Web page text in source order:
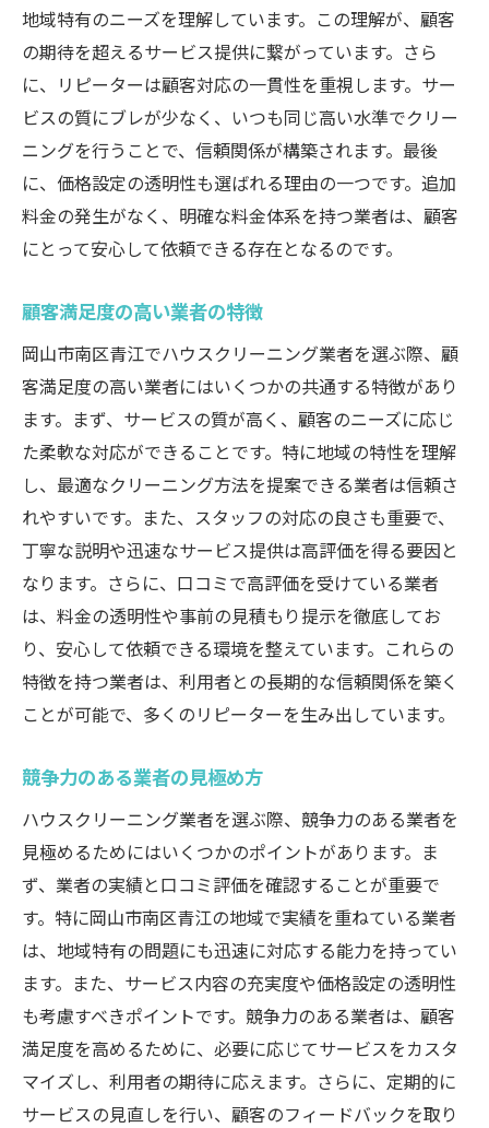
地域特有のニーズを理解しています。この理解が、顧客
の期待を超えるサービス提供に繋がっています。さら
に、リピーターは顧客対応の一貫性を重視します。サー
ビスの質にブレが少なく、いつも同じ高い水準でクリー
ニングを行うことで、信頼関係が構築されます。最後
に、価格設定の透明性も選ばれる理由の一つです。追加
料金の発生がなく、明確な料金体系を持つ業者は、顧客
にとって安心して依頼できる存在となるのです。
顧客満足度の高い業者の特徴
岡山市南区青江でハウスクリーニング業者を選ぶ際、顧
客満足度の高い業者にはいくつかの共通する特徴があり
ます。まず、サービスの質が高く、顧客のニーズに応じ
た柔軟な対応ができることです。特に地域の特性を理解
し、最適なクリーニング方法を提案できる業者は信頼さ
れやすいです。また、スタッフの対応の良さも重要で、
丁寧な説明や迅速なサービス提供は高評価を得る要因と
なります。さらに、口コミで高評価を受けている業者
は、料金の透明性や事前の見積もり提示を徹底してお
り、安心して依頼できる環境を整えています。これらの
特徴を持つ業者は、利用者との長期的な信頼関係を築く
ことが可能で、多くのリピーターを生み出しています。
競争力のある業者の見極め方
ハウスクリーニング業者を選ぶ際、競争力のある業者を
見極めるためにはいくつかのポイントがあります。ま
ず、業者の実績と口コミ評価を確認することが重要で
す。特に岡山市南区青江の地域で実績を重ねている業者
は、地域特有の問題にも迅速に対応する能力を持ってい
ます。また、サービス内容の充実度や価格設定の透明性
も考慮すべきポイントです。競争力のある業者は、顧客
満足度を高めるために、必要に応じてサービスをカスタ
マイズし、利用者の期待に応えます。さらに、定期的に
サービスの見直しを行い、顧客のフィードバックを取り